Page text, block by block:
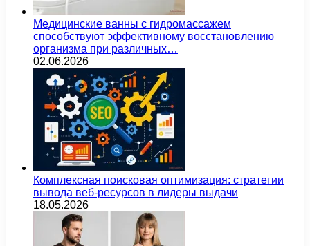
Медицинские ванны с гидромассажем
способствуют эффективному восстановлению
организма при различных…
02.06.2026
Комплексная поисковая оптимизация: стратегии
вывода веб-ресурсов в лидеры выдачи
18.05.2026